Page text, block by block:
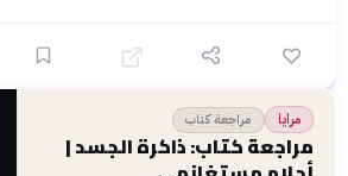
إهمال أي منها
ومتناقضاته الحقيقية مرايا مراجعة كتاب
مراجعة كتاب: ذاكرة الجسد |